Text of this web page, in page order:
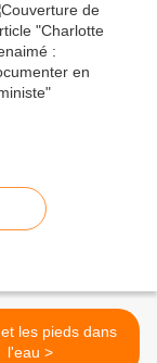
les pieds dans
l'eau >